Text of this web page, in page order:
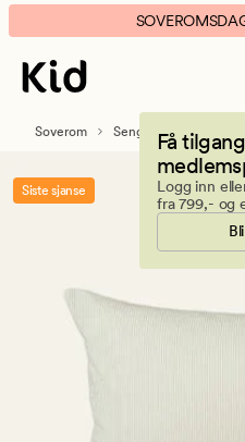
Amilie
flanell
sengesett
grønn
banner.
Klikk
ESCAPE
pause.
Få
Logg inn
fra 799,- og
Soverom Sengetøy Flanell
Siste sjanse